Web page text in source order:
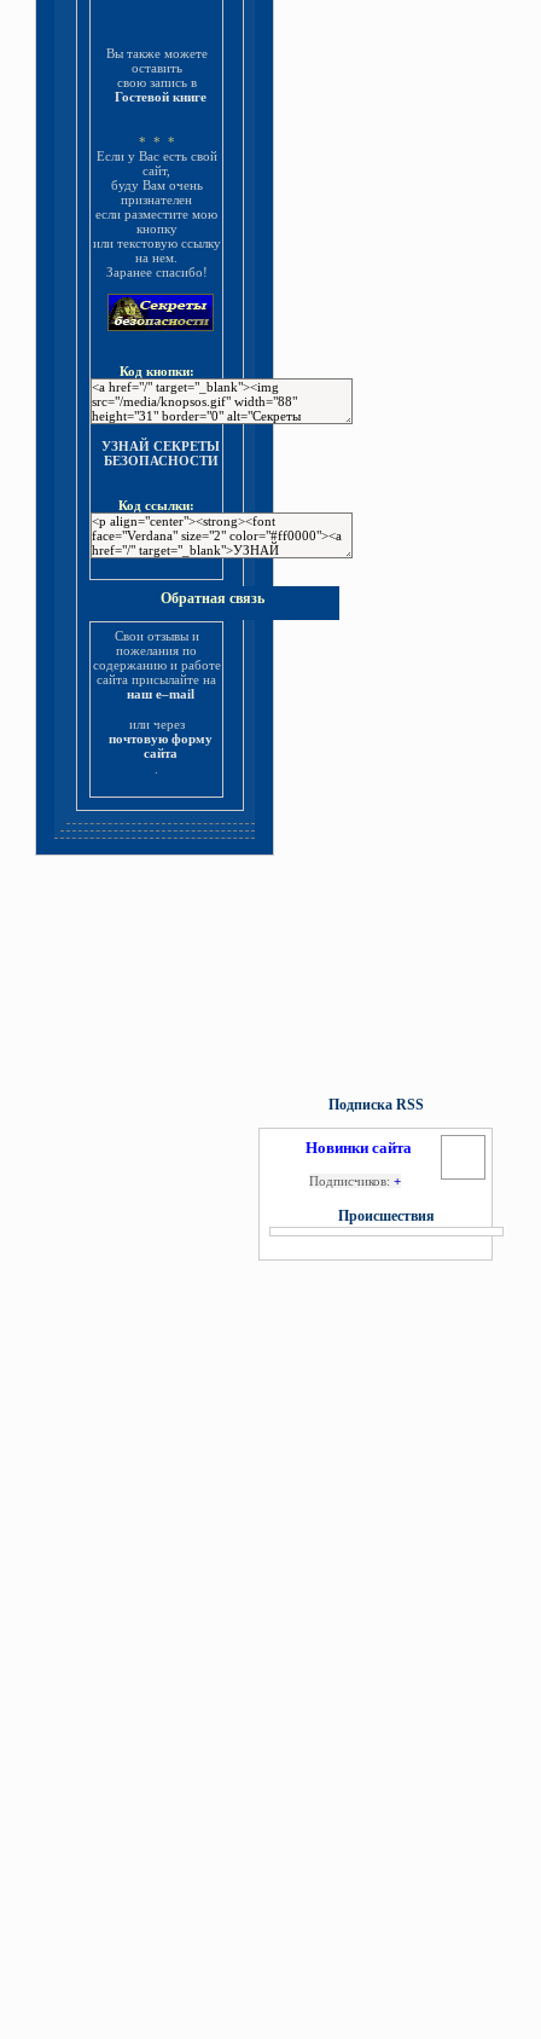
Вы также можете
оставить
свою запись в
Гостевой книге
* * *
Если у Вас есть свой
сайт,
буду Вам очень
признателен
если разместите мою
кнопку
или текстовую ссылку
на нем.
Заранее спасибо!
Код кнопки:
УЗНАЙ СЕКРЕТЫ
БЕЗОПАСНОСТИ
Код ссылки:
Обратная связь
Свои отзывы и
пожелания по
содержанию и работе
сайта присылайте на
наш e–mail
или через
почтовую форму
сайта
Подписка RSS
Новинки сайта
Подписчиков: +
Происшествия